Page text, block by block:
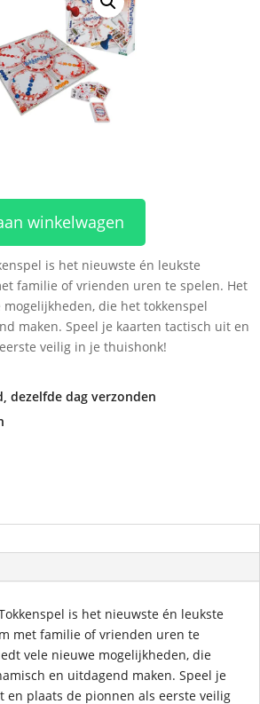
winkelwagen
is het nieuwste én leukste
familie of vrienden uren te spelen. Het
die het tokkenspel
maken. Speel je kaarten tactisch uit en
veilig in je thuishonk!
dezelfde dag verzonden
is het nieuwste én leukste
met familie of vrienden uren te
vele nieuwe mogelijkheden, die
en uitdagend maken. Speel je
en plaats de pionnen als eerste veilig